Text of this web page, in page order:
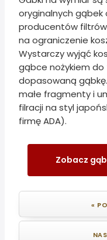
oryginalnych
producentów
na ograniczenie
Wystarczy wyjąć
gąbce nożykiem
dopasowaną
małe fragmenty i
filracji na styl
firmę ADA).
Zobacz
«